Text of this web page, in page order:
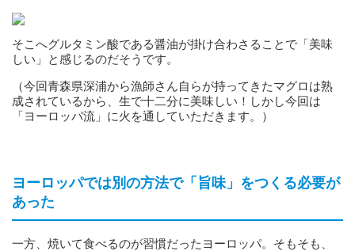
そこへグルタミン酸である醤油が掛け合わさることで「美味
しい」と感じるのだそうです。
（今回青森県深浦から漁師さん自らが持ってきたマグロは熟
成されているから、生で十二分に美味しい！しかし今回は
「ヨーロッパ流」に火を通していただきます。）
ヨーロッパでは別の方法で「旨味」をつくる必要が
あった
一方、焼いて食べるのが習慣だったヨーロッパ。そもそも、